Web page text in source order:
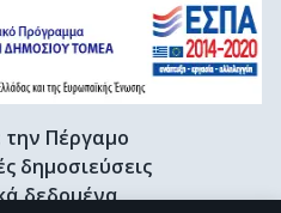
την Πέργαμο
δημοσιεύσεις
δεδομένα